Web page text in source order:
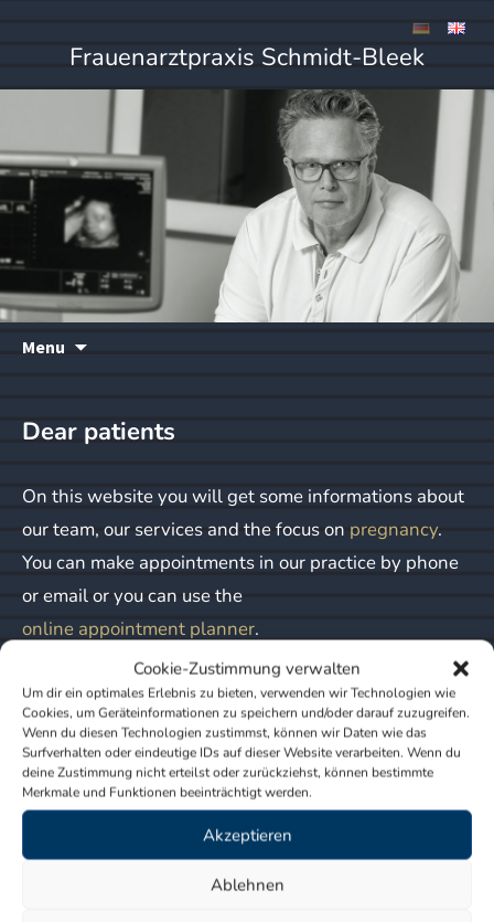
Cookie-Zustimmung verwalten
Um dir ein optimales Erlebnis zu bieten, verwenden wir Technologien wie
Cookies, um Geräteinformationen zu speichern und/oder darauf zuzugreifen.
Wenn du diesen Technologien zustimmst, können wir Daten wie das
Surfverhalten oder eindeutige IDs auf dieser Website verarbeiten. Wenn du
deine Zustimmung nicht erteilst oder zurückziehst, können bestimmte
Merkmale und Funktionen beeinträchtigt werden.
Akzeptieren
Ablehnen
Frauenarztpraxis Schmidt-Bleek
Menu
Dear patients
On this website you will get some informations about
our team, our services and the focus on pregnancy.
You can make appointments in our practice by phone
or email or you can use the
online appointment planner.
Please pay attention to our currentconsultation hours
Sincerely, your practice team
The practice will be closed on 31.07. and on